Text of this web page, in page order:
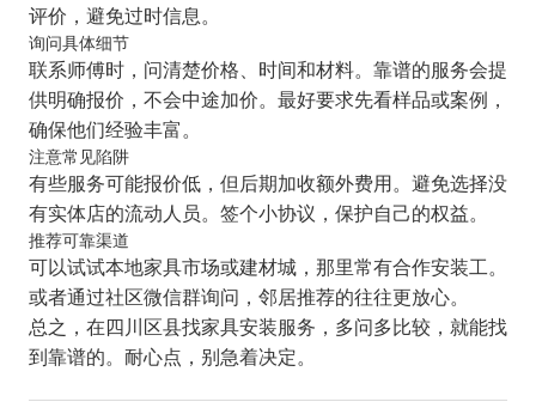
评价，避免过时信息。
询问具体细节
联系师傅时，问清楚价格、时间和材料。靠谱的服务会提
供明确报价，不会中途加价。最好要求先看样品或案例，
确保他们经验丰富。
注意常见陷阱
有些服务可能报价低，但后期加收额外费用。避免选择没
有实体店的流动人员。签个小协议，保护自己的权益。
推荐可靠渠道
可以试试本地家具市场或建材城，那里常有合作安装工。
或者通过社区微信群询问，邻居推荐的往往更放心。
总之，在四川区县找家具安装服务，多问多比较，就能找
到靠谱的。耐心点，别急着决定。